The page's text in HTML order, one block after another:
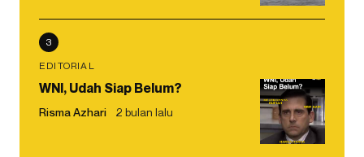
3
EDITORIAL
WNI, Udah Siap Belum?
Risma Azhari 2 bulan lalu